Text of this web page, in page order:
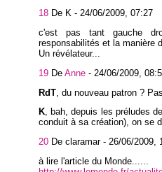
18 De K - 24/06/2009, 07:27
c'est pas tant gauche
responsabilités et la manière
Un révélateur...
19 De Anne - 24/06/2009,
RdT , du nouveau patron ?
K, bah, depuis les préludes
conduit à sa création), on se
20 De claramar - 26/06/2009,
à lire l'article du Monde......